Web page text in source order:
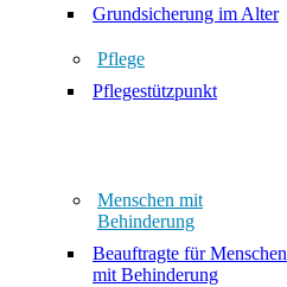
Grundsicherung im Alter
Pflege
Pflegestützpunkt
Menschen mit
Behinderung
Beauftragte für Menschen
mit Behinderung